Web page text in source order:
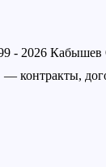
- 2026 Кабышев
— контракты,